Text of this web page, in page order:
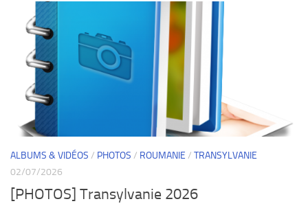
ALBUMS & VIDÉOS / PHOTOS / ROUMANIE / TRANSYLVANIE
02/07/2026
[PHOTOS] Transylvanie 2026